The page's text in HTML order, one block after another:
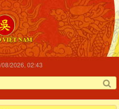
2026, 02:43